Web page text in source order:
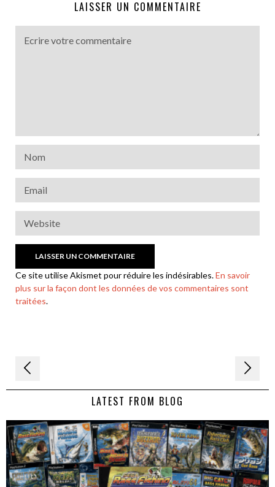
LAISSER UN COMMENTAIRE
Ce site utilise Akismet pour réduire les indésirables.En savoir
plus sur la façon dont les données de vos commentaires sont
traitées.
Navigation
de LATEST FROM BLOG